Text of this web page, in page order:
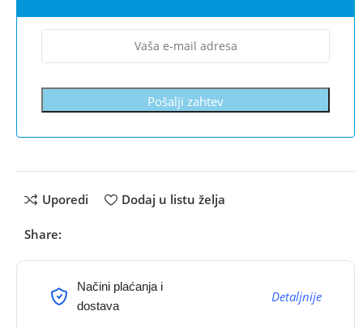
Pošalji zahtev
Uporedi Dodaj u listu želja
Share:
Načini plaćanja i
dostava
Detaljnije